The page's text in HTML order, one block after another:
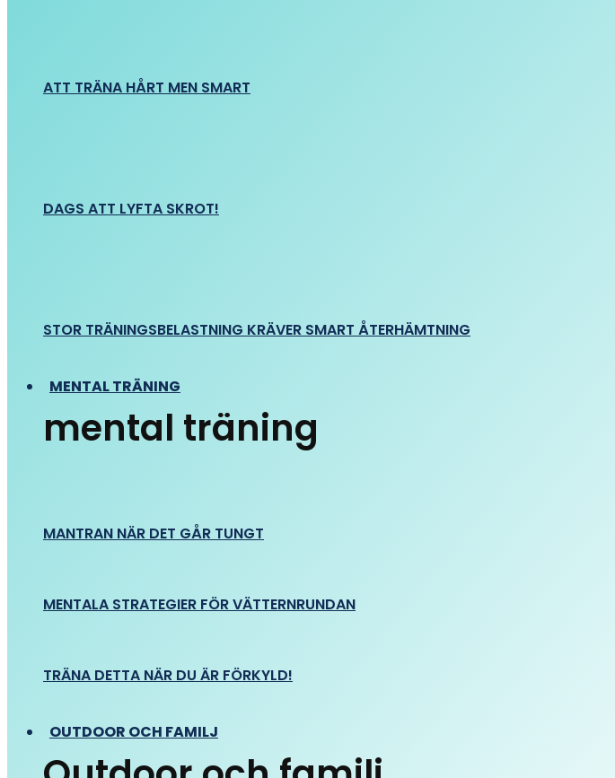
ATT TRÄNA HÅRT MEN SMART
DAGS ATT LYFTA SKROT!
STOR TRÄNINGSBELASTNING KRÄVER SMART ÅTERHÄMTNING
MENTAL TRÄNING
mental träning
MANTRAN NÄR DET GÅR TUNGT
MENTALA STRATEGIER FÖR VÄTTERNRUNDAN
TRÄNA DETTA NÄR DU ÄR FÖRKYLD!
OUTDOOR OCH FAMILJ